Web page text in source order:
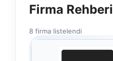
Firma Rehberi
8 firma listelendi